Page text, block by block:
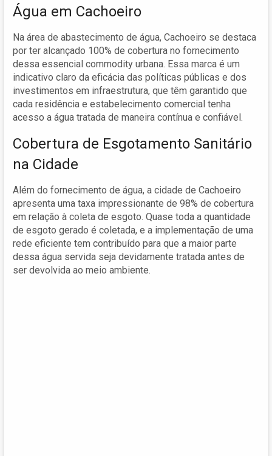
Água em Cachoeiro
Na área de abastecimento de água, Cachoeiro se destaca
por ter alcançado 100% de cobertura no fornecimento
dessa essencial commodity urbana. Essa marca é um
indicativo claro da eficácia das políticas públicas e dos
investimentos em infraestrutura, que têm garantido que
cada residência e estabelecimento comercial tenha
acesso a água tratada de maneira contínua e confiável.
Cobertura de Esgotamento Sanitário
na Cidade
Além do fornecimento de água, a cidade de Cachoeiro
apresenta uma taxa impressionante de 98% de cobertura
em relação à coleta de esgoto. Quase toda a quantidade
de esgoto gerado é coletada, e a implementação de uma
rede eficiente tem contribuído para que a maior parte
dessa água servida seja devidamente tratada antes de
ser devolvida ao meio ambiente.